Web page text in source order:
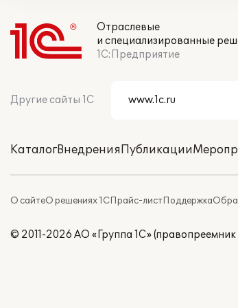
Отраслевые
и специализированные
1С:Предприятие
Другие сайты 1С
КаталогВнедренияПубликации
О сайтеО решениях 1СПрайс-листПоддержка
© 2011-2026 АО «Группа 1С»